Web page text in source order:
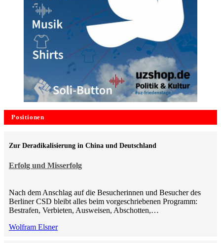
Positionen
Erfolg und Misserfolg
Zur Deradikalisierung in China und Deutschland
Nach dem Anschlag auf die Besucherinnen und Besucher des
Berliner CSD bleibt alles beim vorgeschriebenen Programm:
Bestrafen, Verbieten, Ausweisen, Abschotten,…
Wolfram Elsner